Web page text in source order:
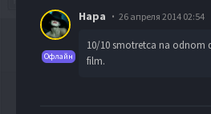
Офлайн
Нара 26 апреля 2014 02:54
10/10 smotretca na odnom
film.